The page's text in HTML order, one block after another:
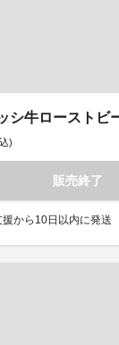
シ牛ローストビ
)
販売終了
から10日以内に発送